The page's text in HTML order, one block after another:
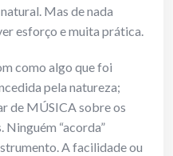
Mas de nada
esforço e muita prática.
como algo que foi
pela natureza;
de MÚSICA sobre os
Ninguém “acorda”
A facilidade ou